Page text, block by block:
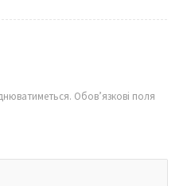
Обов’язкові поля